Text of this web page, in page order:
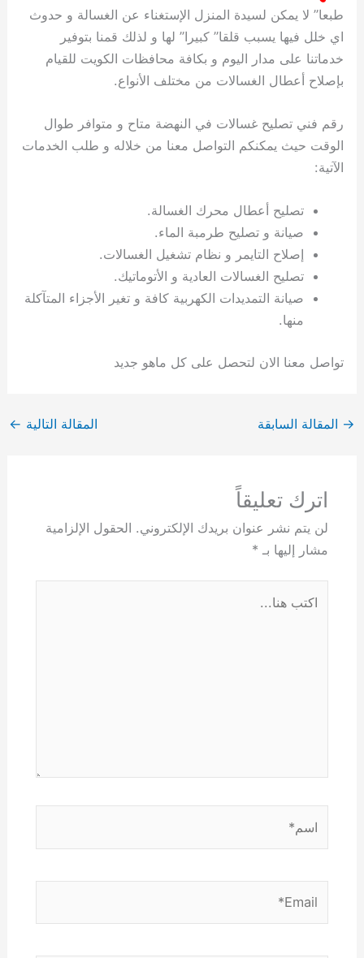
طبعا” لا يمكن لسيدة المنزل الإستغناء عن الغسالة و حدوث
اي خلل فيها يسبب قلقا” كبيرا” لها و لذلك قمنا بتوفير
خدماتنا على مدار اليوم و بكافة محافظات الكويت للقيام
بإصلاح أعطال الغسالات من مختلف الأنواع.
رقم فني تصليح غسالات في النهضة متاح و متوافر طوال
الوقت حيث يمكنكم التواصل معنا من خلاله و طلب الخدمات
الآتية:
تصليح أعطال محرك الغسالة.
صيانة و تصليح طرمبة الماء.
إصلاح التايمر و نظام تشغيل الغسالات.
تصليح الغسالات العادية و الأتوماتيك.
صيانة التمديدات الكهربية كافة و تغير الأجزاء المتآكلة
منها.
تواصل معنا الان لتحصل على كل ماهو جديد
→ المقالة السابقة المقالة التالية ←
اترك تعليقاً
لن يتم نشر عنوان بريدك الإلكتروني. الحقول الإلزامية
مشار إليها بـ *
هنا...